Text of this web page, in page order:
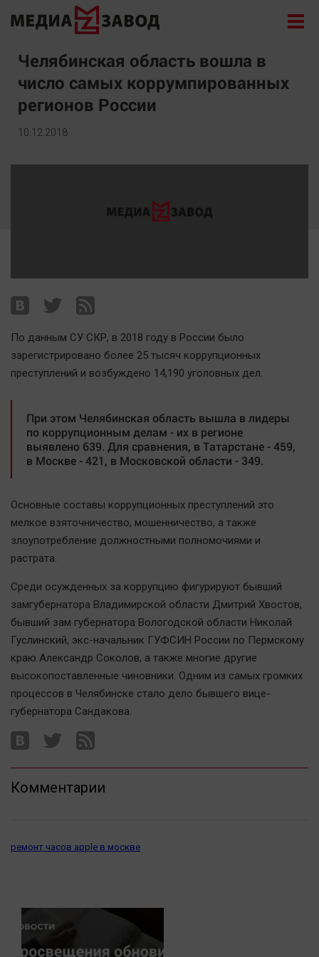
Новости
Экономика
Происшествия
Общество
Архив
Наша победа
Общество
Политика
Происшествия
Здоровье
Культура
Курилка
Мнения
Спорт
Технологии
Отраслевые темы
Hедвижимость
Образование
Автомобили
Банки
Медиаграмотность
Медицина
Прогулки по городу Ч
English version
Online-консультация
Челябинская область вошла в
число самых коррумпированных
регионов России
10.12.2018
По данным СУ СКР, в 2018 году в России было
зарегистрировано более 25 тысяч коррупционных
преступлений и возбуждено 14,190 уголовных дел.
При этом Челябинская область вышла в лидеры
по коррупционным делам - их в регионе
выявлено 639. Для сравнения, в Татарстане - 459,
в Москве - 421, в Московской области - 349.
Основные составы коррупционных преступлений это
мелкое взяточничество, мошенничество, а также
злоупотребление должностными полномочиями и
растрата.
Среди осужденных за коррупцию фигурируют бывший
замгубернатора Владимирской области Дмитрий Хвостов,
бывший зам губернатора Вологодской области Николай
Гуслинский, экс-начальник ГУФСИН России по Пермскому
краю Александр Соколов, а также многие другие
высокопоставленные чиновники. Одним из самых громких
процессов в Челябинске стало дело бывшего вице-
губернатора Сандакова.
Комментарии
ремонт часов apple в москве